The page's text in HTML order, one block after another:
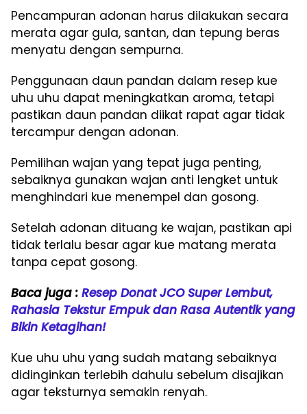
Pencampuran adonan harus dilakukan secara
merata agar gula, santan, dan tepung beras
menyatu dengan sempurna.
Penggunaan daun pandan dalam resep kue
uhu uhu dapat meningkatkan aroma, tetapi
pastikan daun pandan diikat rapat agar tidak
tercampur dengan adonan.
Pemilihan wajan yang tepat juga penting,
sebaiknya gunakan wajan anti lengket untuk
menghindari kue menempel dan gosong.
Setelah adonan dituang ke wajan, pastikan api
tidak terlalu besar agar kue matang merata
tanpa cepat gosong.
Baca juga : Resep Donat JCO Super Lembut,
Rahasia Tekstur Empuk dan Rasa Autentik yang
Bikin Ketagihan!
Kue uhu uhu yang sudah matang sebaiknya
didinginkan terlebih dahulu sebelum disajikan
agar teksturnya semakin renyah.